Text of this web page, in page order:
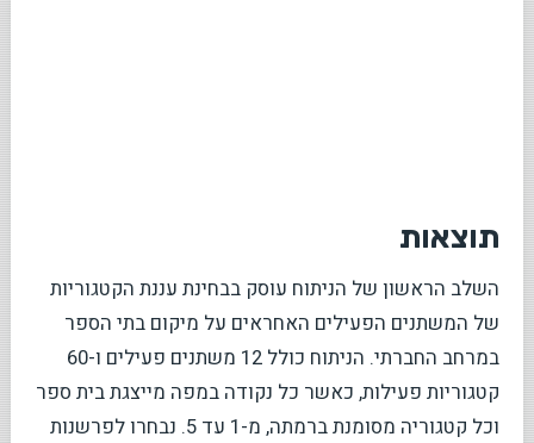
תוצאות
השלב הראשון של הניתוח עוסק בבחינת עננת הקטגוריות
של המשתנים הפעילים האחראים על מיקום בתי הספר
במרחב החברתי. הניתוח כולל 12 משתנים פעילים ו-60
קטגוריות פעילות, כאשר כל נקודה במפה מייצגת בית ספר
וכל קטגוריה מסומנת ברמתה, מ-1 עד 5. נבחרו לפרשנות